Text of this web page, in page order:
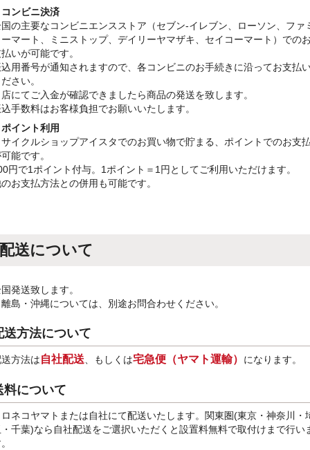
ンビニ決済
の主要なコンビニエンスストア（セブン-イレブン、ローソン、ファ
マート、ミニストップ、デイリーヤマザキ、セイコーマート）での
いが可能です。
用番号が通知されますので、各コンビニのお手続きに沿ってお支払
さい。
にてご入金が確認できましたら商品の発送を致します。
手数料はお客様負担でお願いいたします。
イント利用
イクルショップアイスタでのお買い物で貯まる、ポイントでのお支
能です。
円で1ポイント付与。1ポイント＝1円としてご利用いただけます。
お支払方法との併用も可能です。
配送について
発送致します。
島・沖縄については、別途お問合わせください。
送方法について
方法は自社配送、もしくは宅急便（ヤマト運輸） になります。
料について
ネコヤマトまたは自社にて配送いたします。関東圏(東京・神奈川・
千葉)なら自社配送をご選択いただくと設置料無料で取付けまで行い